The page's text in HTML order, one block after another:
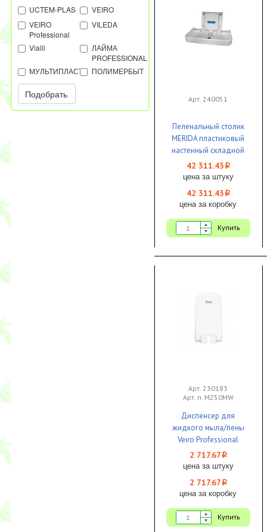
UCTEM-PLAS
VEIRO
VEIRO
Professional
VILEDA
Vialli
ЛАЙМА
PROFESSIONAL
МУЛЬТИПЛАСТ
ПОЛИМЕРБЫТ
Подобрать Арт. 240051
Пеленальный столик
MERIDA пластиковый
настенный складной
белый 1/2
42 311.43 i
цена за штуку
42 311.43 i
цена за коробку
Купить
Арт. 230183
Арт. п. M250MW
Диспенсер для
жидкого мыла/пены
Veiro Professional
SAVONA Future
картриджный пластик
2 717.67 i
цена за штуку
2 717.67 i
цена за коробку
Купить